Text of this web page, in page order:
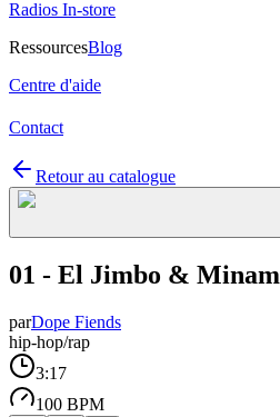
Radios In-store
RessourcesBlog
Centre d'aide
Contact
Retour au catalogue
01 - El Jimbo &
parDope Fiends
hip-hop/rap
3:17
100 BPM